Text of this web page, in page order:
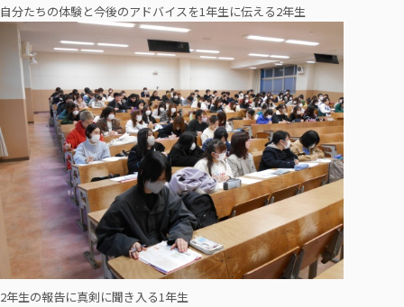
自分たちの体験と今後のアドバイスを1年生に伝える2年生
2年生の報告に真剣に聞き入る1年生